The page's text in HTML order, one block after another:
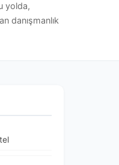
yolda,
danışmanlık